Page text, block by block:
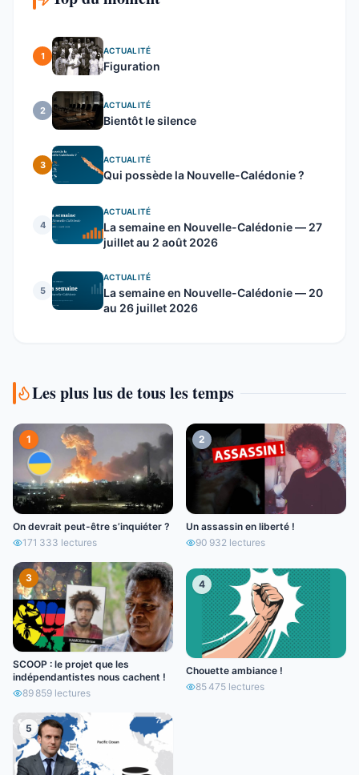
1
ACTUALITÉ
Figuration
2
ACTUALITÉ
Bientôt le silence
3
ACTUALITÉ
Qui possède la Nouvelle-Calédonie ?
4
ACTUALITÉ
La semaine en Nouvelle-Calédonie — 27
juillet au 2 août 2026
5
ACTUALITÉ
La semaine en Nouvelle-Calédonie — 20
au 26 juillet 2026
Les plus lus de tous les temps
1
On devrait peut-être s’inquiéter ?
171 333 lectures
2
Un assassin en liberté !
90 932 lectures
3
SCOOP : le projet que les
indépendantistes nous cachent !
89 859 lectures
4
Chouette ambiance !
85 475 lectures
5